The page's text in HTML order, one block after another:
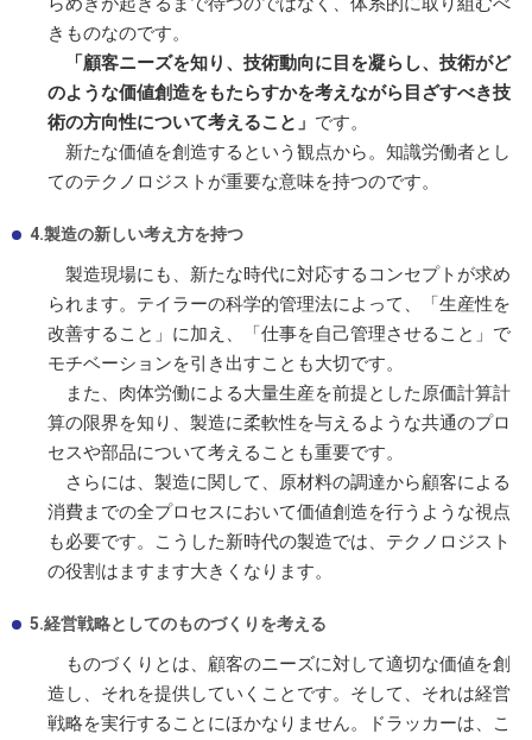
きものなのです。
「顧客ニーズを知り、技術動向に目を凝らし、技術がど
のような価値創造をもたらすかを考えながら目ざすべき技
術の方向性について考えること」 です。
新たな価値を創造するという観点から。知識労働者とし
てのテクノロジストが重要な意味を持つのです。
4.製造の新しい考え方を持つ
製造現場にも、新たな時代に対応するコンセプトが求め
られます。テイラーの科学的管理法によって、「生産性を
改善すること」に加え、「仕事を自己管理させること」で
モチベーションを引き出すことも大切です。
また、肉体労働による大量生産を前提とした原価計算計
算の限界を知り、製造に柔軟性を与えるような共通のプロ
セスや部品について考えることも重要です。
さらには、製造に関して、原材料の調達から顧客による
消費までの全プロセスにおいて価値創造を行うような視点
も必要です。こうした新時代の製造では、テクノロジスト
の役割はますます大きくなります。
5.経営戦略としてのものづくりを考える
ものづくりとは、顧客のニーズに対して適切な価値を創
造し、それを提供していくことです。そして、それは経営
戦略を実行することにほかなりません。ドラッカーは、こ